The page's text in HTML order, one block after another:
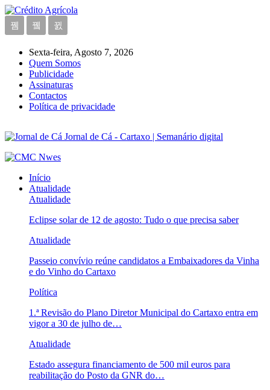
Sexta-feira, Agosto 7, 2026
Quem Somos
Publicidade
Assinaturas
Contactos
Política de privacidade
Jornal de Cá - Cartaxo | Semanário digital
Início
Atualidade
Atualidade
Eclipse solar de 12 de agosto: Tudo o que precisa saber
Atualidade
Passeio convívio reúne candidatos a Embaixadores da Vinha
e do Vinho do Cartaxo
Política
1.ª Revisão do Plano Diretor Municipal do Cartaxo entra em
vigor a 30 de julho de…
Atualidade
Estado assegura financiamento de 500 mil euros para
reabilitação do Posto da GNR do…